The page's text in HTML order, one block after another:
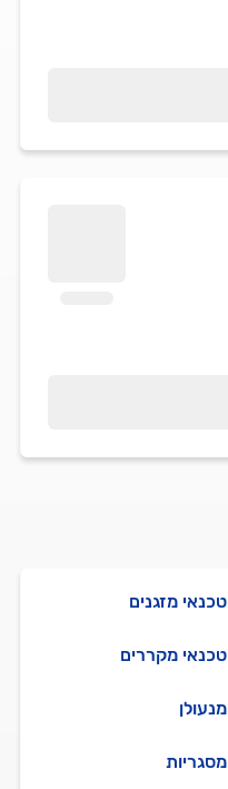
טכנאי מזגנים
טכנאי מקררים
מנעולן
מסגריות